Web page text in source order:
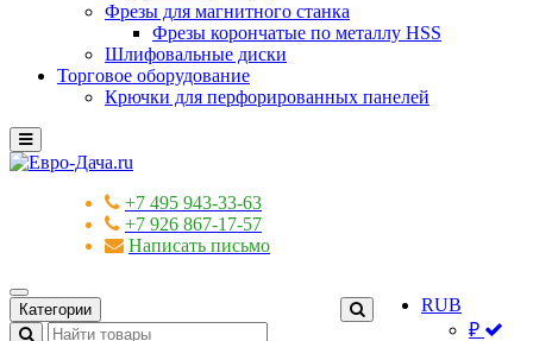
Фрезы для магнитного станка
Фрезы корончатые по металлу HSS
Шлифовальные диски
Торговое оборудование
Крючки для перфорированных панелей
+7 495 943-33-63
+7 926 867-17-57
Написать письмо
RUB
₽
Категории